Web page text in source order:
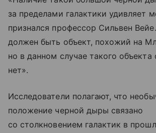
за пределами галактики удивляет
признался профессор Сильвен
должен быть объект, похожий на
но в данном случае такого объекта
нет».
Исследователи полагают, что
положение черной дыры связано
со столкновением галактик в